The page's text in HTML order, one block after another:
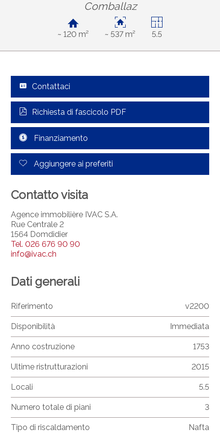
Comballaz
~ 120 m² ~ 537 m² 5.5
Contattaci
Richiesta di fascicolo PDF
Finanziamento
Aggiungere ai preferiti
Contatto visita
Agence immobilière IVAC S.A.
Rue Centrale 2
1564 Domdidier
Tel.026 676 90 90
info@ivac.ch
Dati generali
Riferimento v2200
Disponibilità Immediata
Anno costruzione 1753
Ultime ristrutturazioni 2015
Locali 5.5
Numero totale di piani 3
Tipo di riscaldamento Nafta